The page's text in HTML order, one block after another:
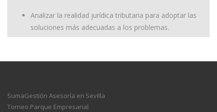
Analizar la realidad jurídica tributaria para adoptar las
soluciones más adecuadas a los problemas.
SumaGestión Asesoría en Sevilla
Torneo Parque Empresarial